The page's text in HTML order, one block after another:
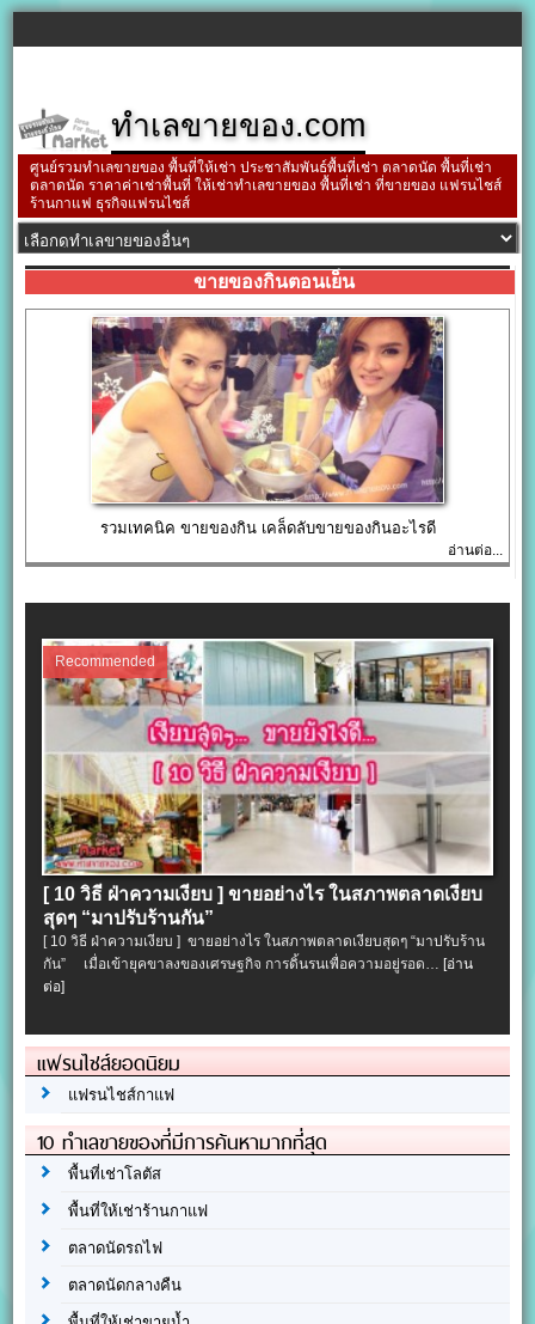
ทำเลขายของ.com
ศูนย์รวมทำเลขายของ พื้นที่ให้เช่า ประชาสัมพันธ์พื้นที่เช่า ตลาดนัด พื้นที่เช่า
ตลาดนัด ราคาค่าเช่าพื้นที่ ให้เช่าทำเลขายของ พื้นที่เช่า ที่ขายของ แฟรนไชส์
ร้านกาแฟ ธุรกิจแฟรนไชส์
ขายของกินตอนเย็น
รวมเทคนิค ขายของกิน เคล็ดลับขายของกินอะไรดี
อ่านต่อ...
Recommended
[ 10 วิธี ฝ่าความเงียบ ] ขายอย่างไร ในสภาพตลาดเงียบ
สุดๆ “มาปรับร้านกัน”
[ 10 วิธี ฝ่าความเงียบ ] ขายอย่างไร ในสภาพตลาดเงียบสุดๆ “มาปรับร้าน
กัน” เมื่อเข้ายุคขาลงของเศรษฐกิจ การดิ้นรนเพื่อความอยู่รอด…[อ่าน
ต่อ]
แฟรนไชส์ยอดนิยม
แฟรนไชส์กาแฟ
10 ทำเลขายของที่มีการค้นหามากที่สุด
พื้นที่เช่าโลตัส
พื้นที่ให้เช่าร้านกาแฟ
ตลาดนัดรถไฟ
ตลาดนัดกลางคืน